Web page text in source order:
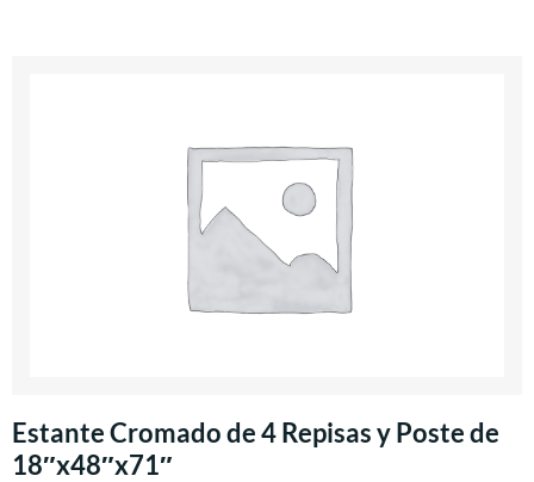
Estante Cromado de 4 Repisas y Poste de
18″x48″x71″